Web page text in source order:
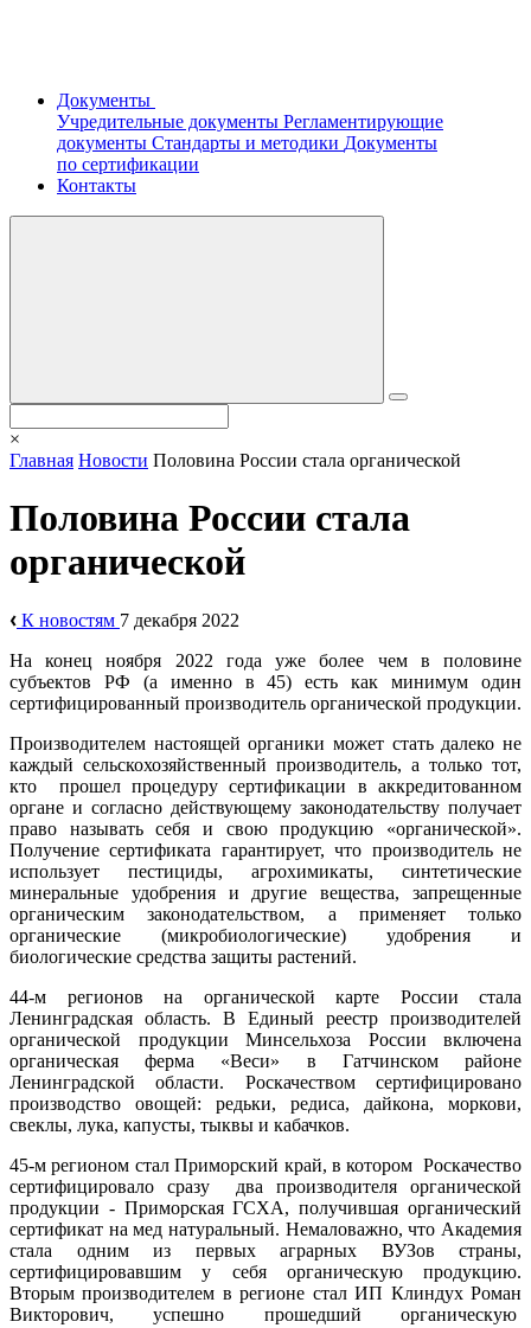
Документы
Учредительные документы Регламентирующие
документы Стандарты и методики Документы
по сертификации
Контакты
×
Главная Новости Половина России стала органической
Половина России стала
органической
К новостям 7 декабря 2022
На конец ноября 2022 года уже более чем в половине
субъектов РФ (а именно в 45) есть как минимум один
сертифицированный производитель органической продукции.
Производителем настоящей органики может стать далеко не
каждый сельскохозяйственный производитель, а только тот,
кто прошел процедуру сертификации в аккредитованном
органе и согласно действующему законодательству получает
право называть себя и свою продукцию «органической».
Получение сертификата гарантирует, что производитель не
использует пестициды, агрохимикаты, синтетические
минеральные удобрения и другие вещества, запрещенные
органическим законодательством, а применяет только
органические (микробиологические) удобрения и
биологические средства защиты растений.
44-м регионов на органической карте России стала
Ленинградская область. В Единый реестр производителей
органической продукции Минсельхоза России включена
органическая ферма «Веси» в Гатчинском районе
Ленинградской области. Роскачеством сертифицировано
производство овощей: редьки, редиса, дайкона, моркови,
свеклы, лука, капусты, тыквы и кабачков.
45-м регионом стал Приморский край, в котором Роскачество
сертифицировало сразу два производителя органической
продукции - Приморская ГСХА, получившая органический
сертификат на мед натуральный. Немаловажно, что Академия
стала одним из первых аграрных ВУЗов страны,
сертифицировавшим у себя органическую продукцию.
Вторым производителем в регионе стал ИП Клиндух Роман
Викторович, успешно прошедший органическую